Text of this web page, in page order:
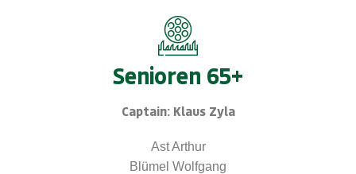
Senioren 65+
Captain: Klaus Zyla
Ast Arthur
Blümel Wolfgang